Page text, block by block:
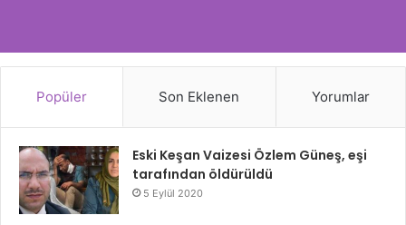
Popüler Son Eklenen Yorumlar
Eski Keşan Vaizesi Özlem Güneş, eşi
tarafından öldürüldü
5 Eylül 2020